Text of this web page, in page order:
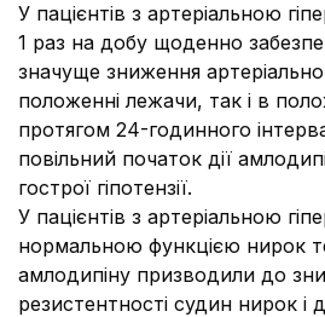
У пацієнтів з артеріальною
1 раз на добу щоденно
значуще зниження
положенні лежачи, так і в
протягом 24-годинного
повільний початок дії
гострої гіпотензії.
У пацієнтів з артеріальною
нормальною функцією нирок
амлодипіну призводили до
резистентності судин нирок і